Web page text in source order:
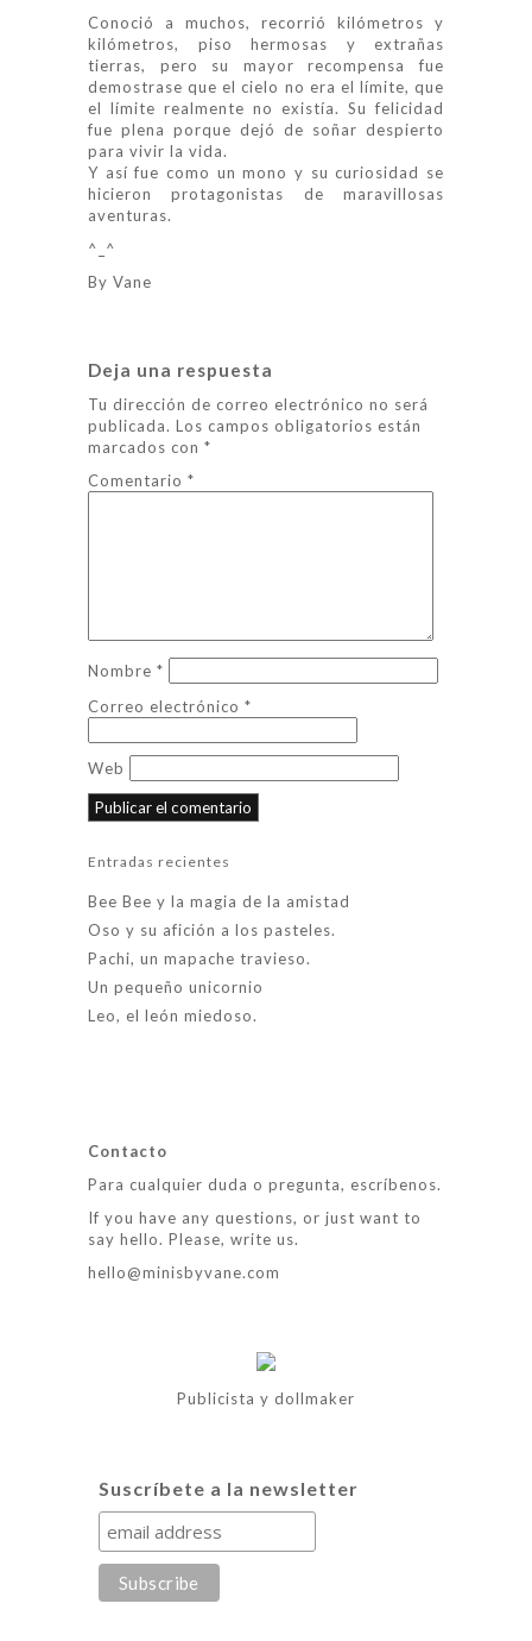
Conoció a muchos, recorrió kilómetros y
kilómetros, piso hermosas y extrañas
tierras, pero su mayor recompensa fue
demostrase que el cielo no era el límite, que
el límite realmente no existía. Su felicidad
fue plena porque dejó de soñar despierto
para vivir la vida.
Y así fue como un mono y su curiosidad se
hicieron protagonistas de maravillosas
aventuras.
^_^
By Vane
Deja una respuesta
Tu dirección de correo electrónico no será
publicada. Los campos obligatorios están
marcados con *
Comentario *
Nombre *
Correo electrónico *
Web
Entradas recientes
Bee Bee y la magia de la amistad
Oso y su afición a los pasteles.
Pachi, un mapache travieso.
Un pequeño unicornio
Leo, el león miedoso.
Contacto
Para cualquier duda o pregunta, escríbenos.
If you have any questions, or just want to
say hello. Please, write us.
hello@minisbyvane.com
Publicista y dollmaker
Suscríbete a la newsletter